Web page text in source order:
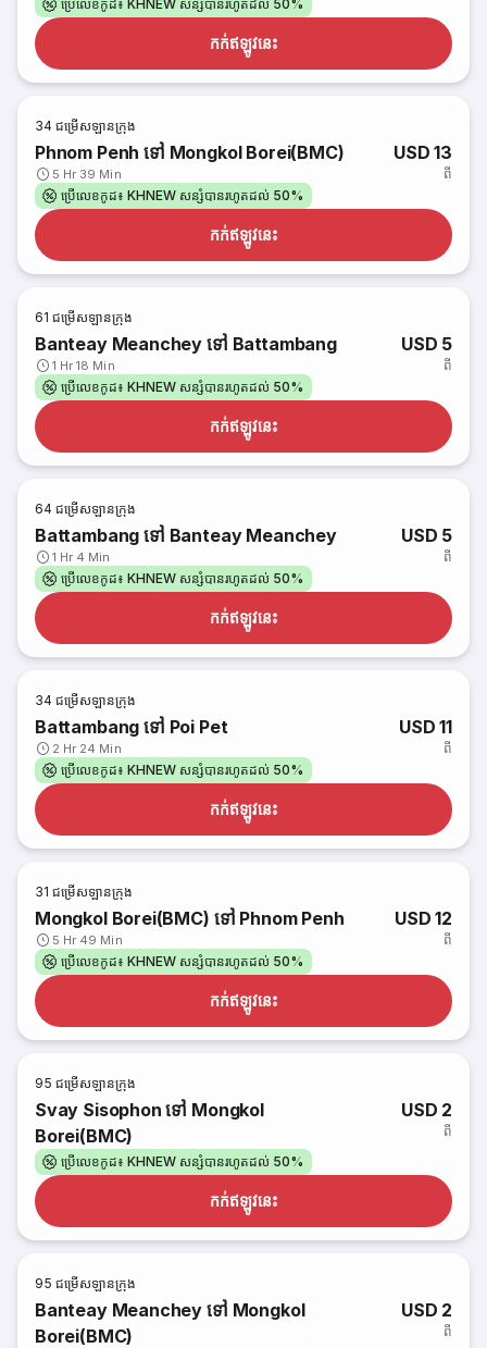
ប្រើលេខកូដ៖ KHNEW សន្សំបានរហូតដល់ 50%
កក់​ឥឡូវនេះ
34 ជម្រើសឡានក្រុង
Phnom Penh ទៅ Mongkol Borei(BMC)
5 Hr 39 Min
USD 13
ពី
ប្រើលេខកូដ៖ KHNEW សន្សំបានរហូតដល់ 50%
កក់​ឥឡូវនេះ
61 ជម្រើសឡានក្រុង
Banteay Meanchey ទៅ Battambang
1 Hr 18 Min
USD 5
ពី
ប្រើលេខកូដ៖ KHNEW សន្សំបានរហូតដល់ 50%
កក់​ឥឡូវនេះ
64 ជម្រើសឡានក្រុង
Battambang ទៅ Banteay Meanchey
1 Hr 4 Min
USD 5
ពី
ប្រើលេខកូដ៖ KHNEW សន្សំបានរហូតដល់ 50%
កក់​ឥឡូវនេះ
34 ជម្រើសឡានក្រុង
Battambang ទៅ Poi Pet
2 Hr 24 Min
USD 11
ពី
ប្រើលេខកូដ៖ KHNEW សន្សំបានរហូតដល់ 50%
កក់​ឥឡូវនេះ
31 ជម្រើសឡានក្រុង
Mongkol Borei(BMC) ទៅ Phnom Penh
5 Hr 49 Min
USD 12
ពី
ប្រើលេខកូដ៖ KHNEW សន្សំបានរហូតដល់ 50%
កក់​ឥឡូវនេះ
95 ជម្រើសឡានក្រុង
Svay Sisophon ទៅ Mongkol
Borei(BMC)
USD 2
ពី
ប្រើលេខកូដ៖ KHNEW សន្សំបានរហូតដល់ 50%
កក់​ឥឡូវនេះ
95 ជម្រើសឡានក្រុង
Banteay Meanchey ទៅ Mongkol
Borei(BMC)
USD 2
ពី